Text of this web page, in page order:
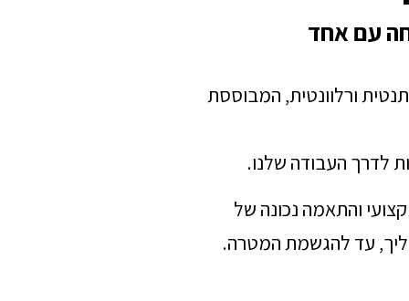
עם אחד
ורלוונטית, המבוססת
לדרך העבודה שלנו.
והתאמה נכונה של
עד להגשמת המטרה.